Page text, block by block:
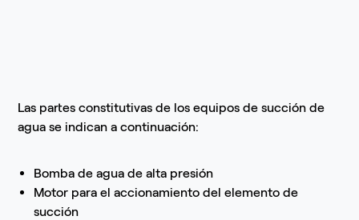
Las partes constitutivas de los equipos de succión de
agua se indican a continuación:
Bomba de agua de alta presión
Motor para el accionamiento del elemento de
succión